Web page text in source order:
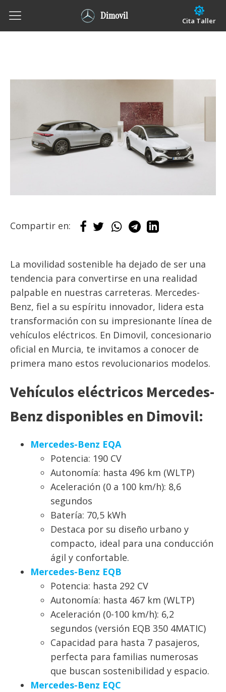
Dimovil Cita Taller
Compartir en:
La movilidad sostenible ha dejado de ser una
tendencia para convertirse en una realidad
palpable en nuestras carreteras. Mercedes-
Benz, fiel a su espíritu innovador, lidera esta
transformación con su impresionante línea de
vehículos eléctricos. En Dimovil, concesionario
oficial en Murcia, te invitamos a conocer de
primera mano estos revolucionarios modelos.
Vehículos eléctricos Mercedes-
Benz disponibles en Dimovil:
Mercedes-Benz EQA
Potencia: 190 CV
Autonomía: hasta 496 km (WLTP)
Aceleración (0 a 100 km/h): 8,6
segundos
Batería: 70,5 kWh
Destaca por su diseño urbano y
compacto, ideal para una conducción
ágil y confortable.
Mercedes-Benz EQB
Potencia: hasta 292 CV
Autonomía: hasta 467 km (WLTP)
Aceleración (0-100 km/h): 6,2
segundos (versión EQB 350 4MATIC)
Capacidad para hasta 7 pasajeros,
perfecta para familias numerosas
que buscan sostenibilidad y espacio.
Mercedes-Benz EQC